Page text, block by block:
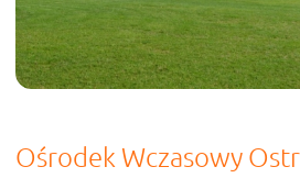
Ośrodek Wczasowy